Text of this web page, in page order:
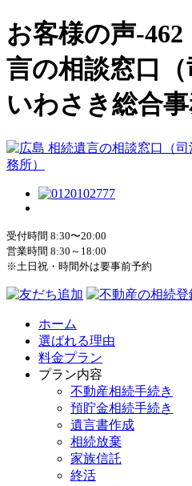
お客様の声-
言の相談窓口
いわさき総合事
受付時間 8:30〜20:00
営業時間 8:30～18:00
※土日祝・時間外は要事前予約
ホーム
選ばれる理由
料金プラン
プラン内容
不動産相続手続き
預貯金相続手続き
遺言書作成
相続放棄
家族信託
終活